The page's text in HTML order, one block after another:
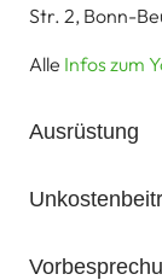
Str. 2, Bonn-
Alle Infos zum
Ausrüstung